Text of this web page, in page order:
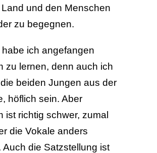
und den Men­schen
zu be­geg­nen.
ich angefangen
zu lernen, denn auch ich
beiden Jungen aus der
höflich sein. Aber
ist richtig schwer, zumal
die Vokale anders
Auch die Satzstellung ist